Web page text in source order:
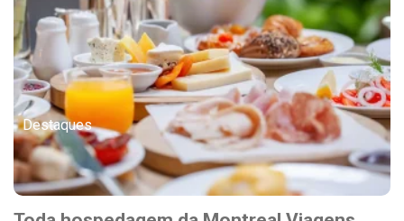
Destaques